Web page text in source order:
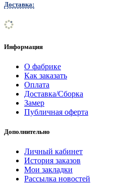
Доставка:
Информация
О фабрике
Как заказать
Оплата
Доставка/Сборка
Замер
Публичная оферта
Дополнительно
Личный кабинет
История заказов
Мои закладки
Рассылка новостей